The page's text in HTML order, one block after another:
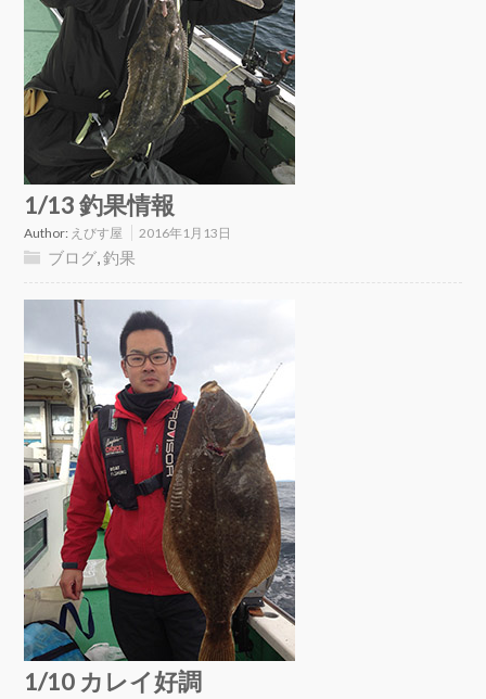
1/13 釣果情報
Author: えびす屋 2016年1月13日
ブログ,釣果
1/10 カレイ好調